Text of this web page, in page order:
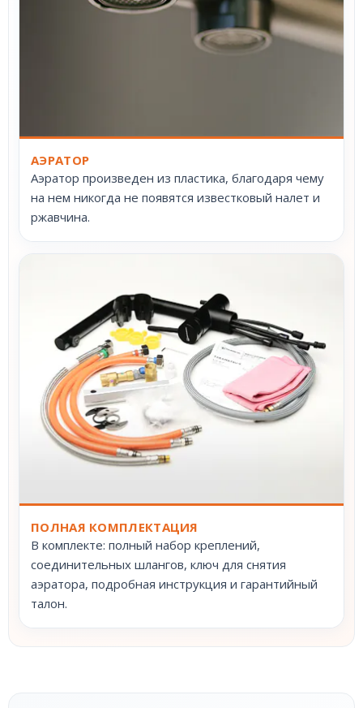
АЭРАТОР
Аэратор произведен из пластика, благодаря чему
на нем никогда не появятся известковый налет и
ржавчина.
ПОЛНАЯ КОМПЛЕКТАЦИЯ
В комплекте: полный набор креплений,
соединительных шлангов, ключ для снятия
аэратора, подробная инструкция и гарантийный
талон.